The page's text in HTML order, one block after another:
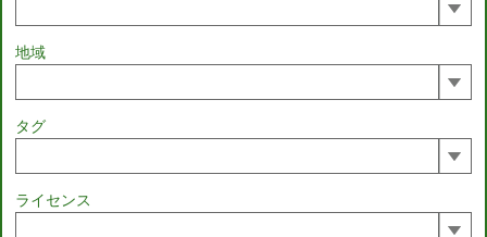
地域
タグ
ライセンス